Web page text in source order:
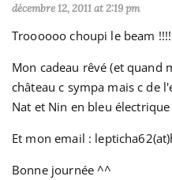
décembre 12, 2011 at 2:19 pm
Troooooo choupi le beam
Mon cadeau rêvé (et quand
château c sympa mais c de
Nat et Nin en bleu
Et mon email :
Bonne journée ^^